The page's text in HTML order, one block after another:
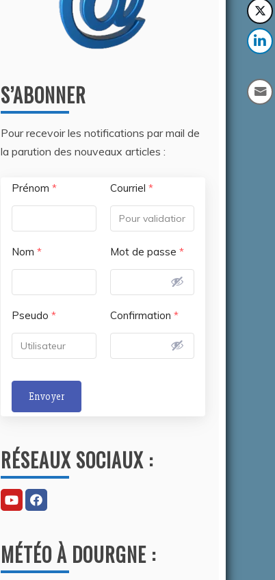
S’ABONNER
Pour recevoir les notifications par mail de
la parution des nouveaux articles :
Prénom *
Nom *
Pseudo *
Courriel *
Mot de passe *
Confirmation *
Envoyer
t
e
r
n
t
i
RÉSEAUX SOCIAUX :
MÉTÉO À DOURGNE :